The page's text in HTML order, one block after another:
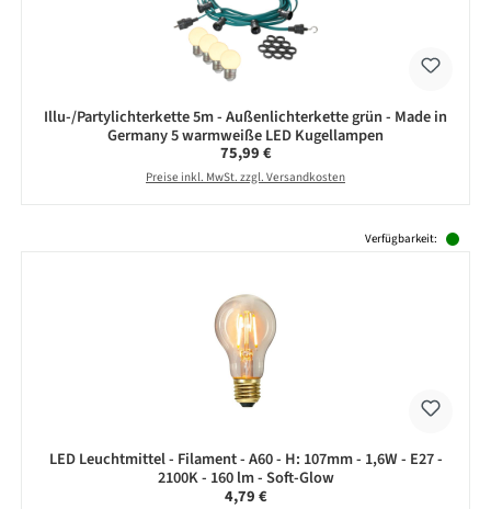
Illu-/Partylichterkette 5m - Außenlichterkette grün - Made in
Germany 5 warmweiße LED Kugellampen
Regulärer Preis:
75,99 €
Preise inkl. MwSt. zzgl. Versandkosten
Verfügbarkeit:
LED Leuchtmittel - Filament - A60 - H: 107mm - 1,6W - E27 -
2100K - 160 lm - Soft-Glow
Regulärer Preis:
4,79 €